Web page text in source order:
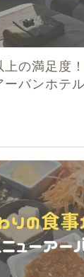
上の満足度
バンホテル